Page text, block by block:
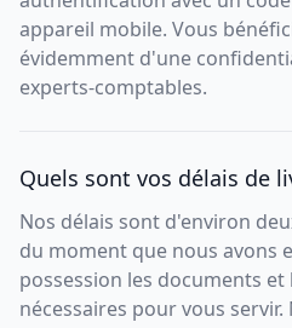
appareil mobile. Vous
évidemment d'une
experts-comptables.
Quels sont vos délais de
Nos délais sont d'environ
du moment que nous avons
possession les documents
nécessaires pour vous